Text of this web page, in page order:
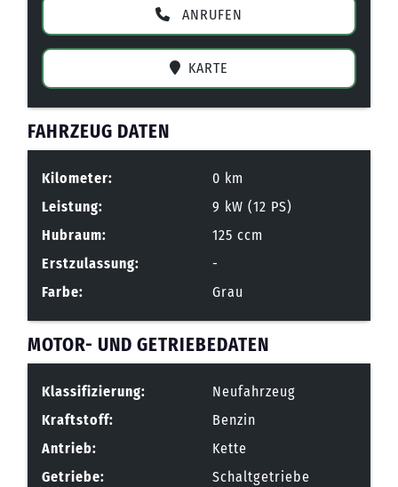
ANRUFEN
KARTE
FAHRZEUG DATEN
Kilometer:
0 km
Leistung:
9 kW (12 PS)
Hubraum:
125 ccm
Erstzulassung:
-
Farbe:
Grau
MOTOR- UND GETRIEBEDATEN
Klassifizierung:
Neufahrzeug
Kraftstoff:
Benzin
Antrieb:
Kette
Getriebe:
Schaltgetriebe